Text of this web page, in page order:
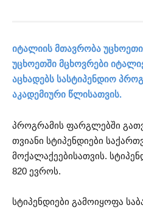
იტალიის მთავრობა
უცხოეთში მცხოვრები
აცხადებს სასტიპენდიო
აკადემიური წლისათვის.
პროგრამის ფარგლებში
თვიანი სტიპენდიები
მოქალაქეებისათვის.
820 ევროს.
სტიპენდიები გამოიყოფა